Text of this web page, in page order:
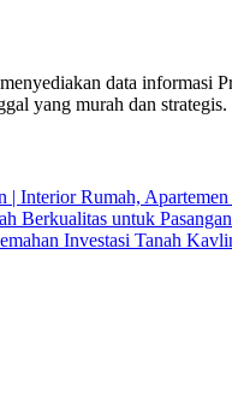
menyediakan data informasi
yang murah dan strategis.
| Interior Rumah,
Berkualitas untuk
Investasi Tanah